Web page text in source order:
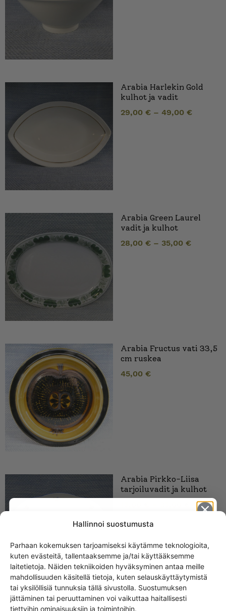
Hallinnoi suostumusta
Parhaan kokemuksen tarjoamiseksi käytämme teknologioita,
kuten evästeitä, tallentaaksemme ja/tai käyttääksemme
laitetietoja. Näiden tekniikoiden hyväksyminen antaa meille
mahdollisuuden käsitellä tietoja, kuten selauskäyttäytymistä
tai yksilöllisiä tunnuksia tällä sivustolla. Suostumuksen
jättäminen tai peruuttaminen voi vaikuttaa haitallisesti
tiettyihin ominaisuuksiin ja toimintoihin.
Arabia Harlekin Gold
kulhot ja vadit
29,00 € – 49,00 €
Arabia Green Laurel
vadit ja kulhot
28,00 € – 35,00 €
Arabia Fructus vati 33,5
cm ruskea
45,00 €
Arabia Pirkko-Liisa
tarjoiluvadit ja kulhot
Get -5%
off?
Yes! I want the discount